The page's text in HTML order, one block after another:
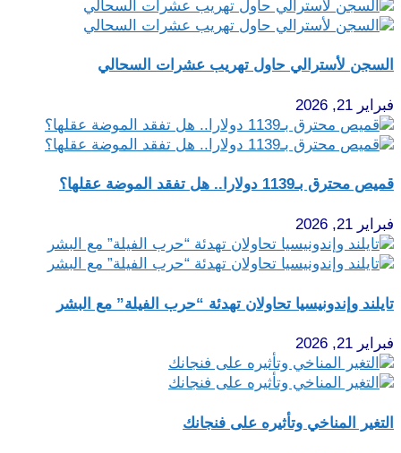
السجن لأسترالي حاول تهريب عشرات السحالي
فبراير 21, 2026
قميص محترق بـ1139 دولارا.. هل تفقد الموضة عقلها؟
فبراير 21, 2026
تايلند وإندونيسيا تحاولان تهدئة “حرب الفيلة” مع البشر
فبراير 21, 2026
التغير المناخي وتأثيره على فنجانك